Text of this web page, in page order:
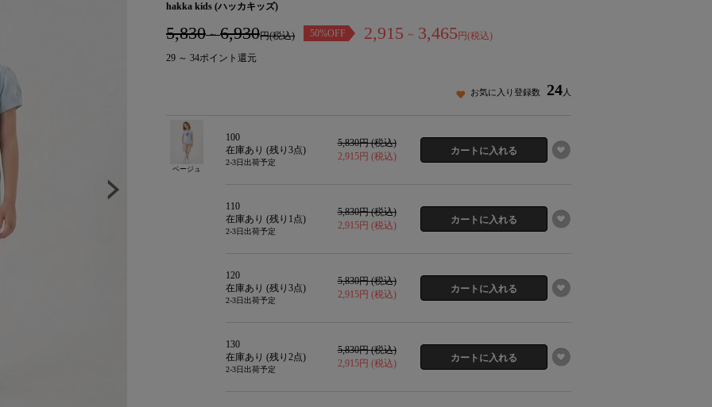
hakka kids (ハッカキッズ)
5,830～6,930円(税込) 50%OFF 2,915 ～ 3,465 円(税込)
29 ～ 34ポイント還元
お気に入り登録数 24 人
ベージュ
100
在庫あり (残り 3点)
2-3日出荷予定
5,830円 (税込)
2,915円 (税込)
110
在庫あり (残り 1点)
2-3日出荷予定
5,830円 (税込)
2,915円 (税込)
120
在庫あり (残り 3点)
2-3日出荷予定
5,830円 (税込)
2,915円 (税込)
130
在庫あり (残り 2点)
2-3日出荷予定
5,830円 (税込)
2,915円 (税込)